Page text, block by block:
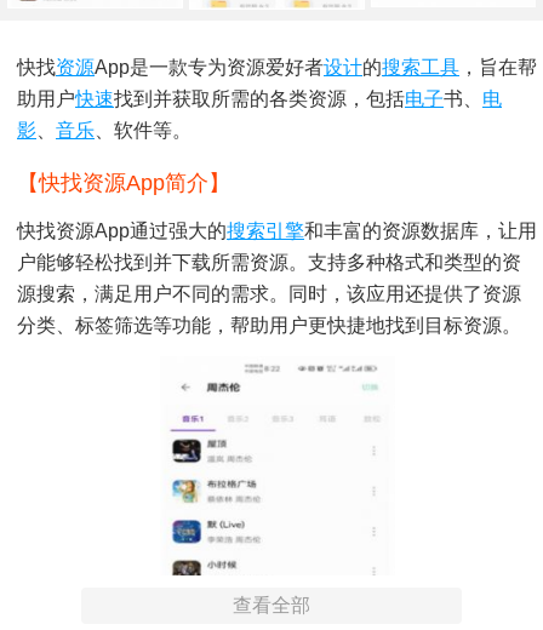
快找资源App是一款专为资源爱好者设计的搜索工具 ，旨在帮
助用户快速找到并获取所需的各类资源，包括电子书、 电
影
音乐 、软件等。
【快找资源app简介】
快找资源App通过强大的搜索引擎和丰富的资源数据库，让用
户能够轻松找到并下载所需资源。支持多种格式和类型的资
源搜索，满足用户不同的需求。同时，该应用还提供了资源
分类、标签筛选等功能，帮助用户更快捷地找到目标资源。
查看全部